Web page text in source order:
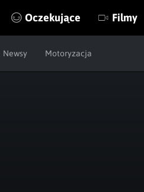
Oczekujące Filmy
Newsy Motoryzacja